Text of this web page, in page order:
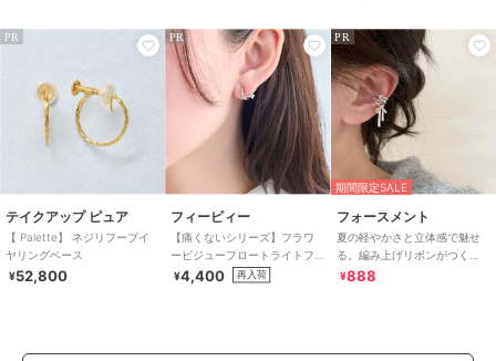
PR
テイクアップ ピュア
【 Palette】 ネジリフープイ
ヤリングベース
¥52,800
PR
フィービィー
【痛くないシリーズ】フラワ
ービジューフロートライトフ
ィットイヤリング シルバー
¥4,400 再入荷
PR
期間限定SALE
フォースメント
夏の軽やかさと立体感で魅せ
る。編み上げリボンがつく
る“余韻のある甘さ”ペアイヤー
¥888